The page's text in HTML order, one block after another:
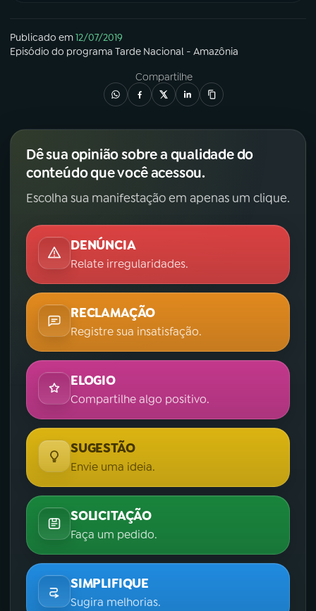
Publicado em12/07/2019
Episódio do programa Tarde Nacional - Amazônia
Compartilhe
Dê sua opinião sobre a qualidade do
conteúdo que você acessou.
Escolha sua manifestação em apenas um clique.
DENÚNCIA
Relate irregularidades.
RECLAMAÇÃO
Registre sua insatisfação.
ELOGIO
Compartilhe algo positivo.
SUGESTÃO
Envie uma ideia.
SOLICITAÇÃO
Faça um pedido.
SIMPLIFIQUE
Sugira melhorias.